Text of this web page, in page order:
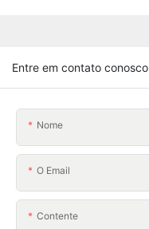
Entre em contato conosco
Nome
O Email
Contente